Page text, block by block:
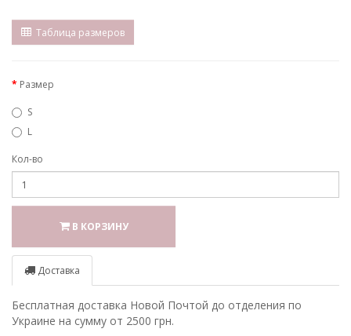
Таблица размеров
Размер
S
L
Кол-во
В КОРЗИНУ
Доставка
Бесплатная доставка Новой Почтой до отделения по
Украине на сумму от 2500 грн.